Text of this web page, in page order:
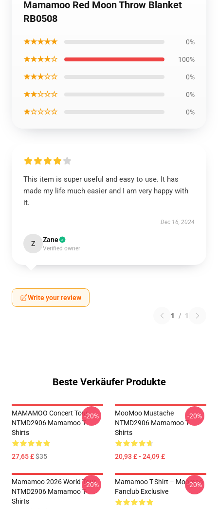
Mamamoo Red Moon Throw Blanket
RB0508
★★★★★ 0%
★★★★☆ 100%
★★★☆☆ 0%
★★☆☆☆ 0%
★☆☆☆☆ 0%
This item is super useful and easy to use. It has
made my life much easier and I am very happy with
it.
Dec 16, 2024
Z Zane
Verified owner
Write your review
1 / 1
Beste Verkäufer Produkte
MAMAMOO Concert Tour
NTMD2906 Mamamoo T-
Shirts
27,65 £$35
-20%
MooMoo Mustache
NTMD2906 Mamamoo T-
Shirts
20,93 £ - 24,09 £
-20%
Mamamoo 2026 World Tour
NTMD2906 Mamamoo T-
Shirts
-20%
Mamamoo T-Shirt – Moomoo
Fanclub Exclusive
-20%